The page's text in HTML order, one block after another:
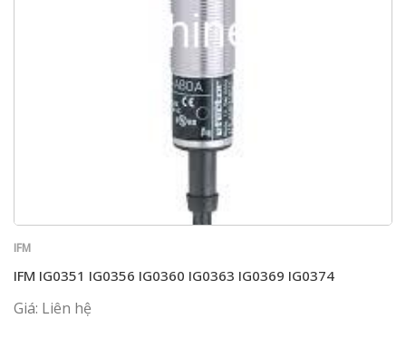
IFM
IFM IG0351 IG0356 IG0360 IG0363 IG0369 IG0374
Giá: Liên hệ